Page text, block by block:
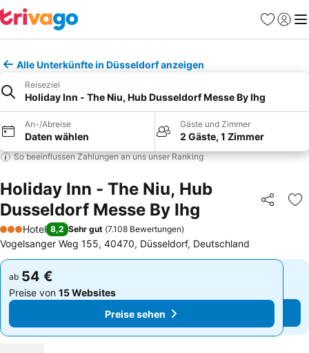
Favoriten
Alle Unterkünfte in Düsseldorf anzeigen
Reiseziel
Holiday Inn - The Niu, Hub Dusseldorf Messe By Ihg
An-/Abreise
Daten wählen
Gäste und Zimmer
2 Gäste, 1 Zimmer
So beeinflussen Zahlungen an uns unser Ranking
Holiday Inn - The Niu, Hub
Dusseldorf Messe By Ihg
Teilen
3 Sterne
Hotel 8,2 Sehr gut (7.108 Bewertungen)
Vogelsanger Weg 155, 40470, Düsseldorf, Deutschland
ab 54 €
Preise von 15 Websites
Preise sehen
ab 54 €
Preise von 15 Websites
Preise sehen